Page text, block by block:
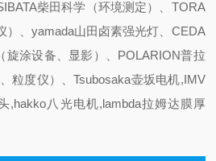
柴田科学（环境测定）、TORA
）、yamada山田卤素强光灯、CEDA
旋涂设备、显影）、POLARION普拉
粒度仪）、Tsubosaka壶坂电机,IMV
,hakko八光电机,lambda拉姆达膜厚